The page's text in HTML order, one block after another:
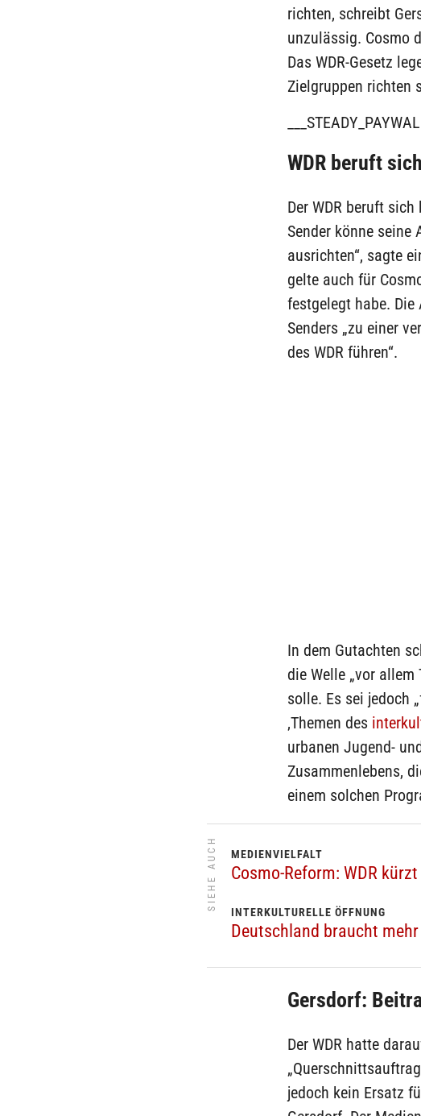
richten, schreibt
unzulässig. Cosmo
Das WDR-Gesetz
Zielgruppen richten
WDR beruft
Der WDR beruft
Sender könne seine
ausrichten“, sagte
gelte auch für
festgelegt habe.
Senders „zu einer
des WDR führen“.
In dem Gutachten
die Welle „vor
solle. Es sei jedoch
‚Themen des
urbanen Jugend-
Zusammenlebens,
einem solchen
SIEHE AUCH MEDIENVIELFALT
Cosmo-Reform: WDR
INTERKULTURELLE ÖFFNUNG
Deutschland braucht
Gersdorf:
Der WDR hatte
jedoch kein Ersatz